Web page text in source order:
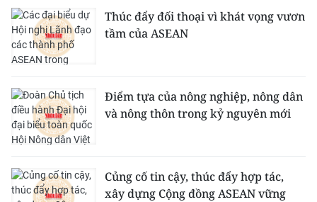
Thúc đẩy đối thoại vì khát vọng vươn
tầm của ASEAN
Điểm tựa của nông nghiệp, nông dân
và nông thôn trong kỷ nguyên mới
Củng cố tin cậy, thúc đẩy hợp tác,
xây dựng Cộng đồng ASEAN vững